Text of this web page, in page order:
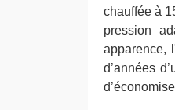
chauffée à
pression
apparence,
d’années